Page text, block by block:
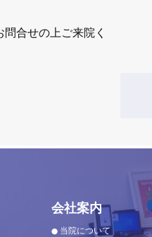
合せの上ご来院く
会社案内
当院について